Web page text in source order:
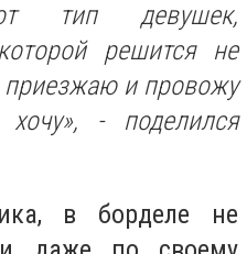
тип девушек,
решится не
и провожу
- поделился
в борделе не